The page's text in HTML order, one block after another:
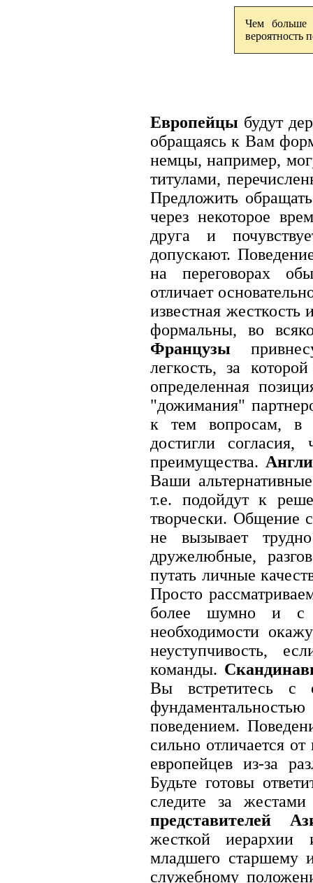
Чем больше
вероятность
Европейцы будут
обращаясь к Вам
немцы, например,
титулами,
Предложить
через некоторое
друга и
допускают.
на переговорах
отличает
известная жесткость
формальны, во
Французы
легкость, за
определенная
"дожимания"
к тем вопросам, в
достигли согласия,
преимущества.
Ваши
т.е. подойдут к
творчески. Общение
не вызывает
дружелюбные,
путать личные
Просто
более шумно и с
необходимости
неуступчивость,
команды.
Вы встретитесь с
поведением.
сильно отличается
европейцев из-за
Будьте готовы
следите за
представителей
жесткой иерархии
младшего старшему
служебному